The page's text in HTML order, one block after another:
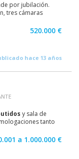
por jubilación.
tres cámaras
520.000 €
hace 13 años
y sala de
tanto
a 1.000.000 €